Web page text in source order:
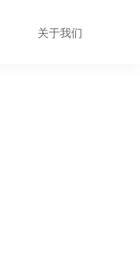
关于我们